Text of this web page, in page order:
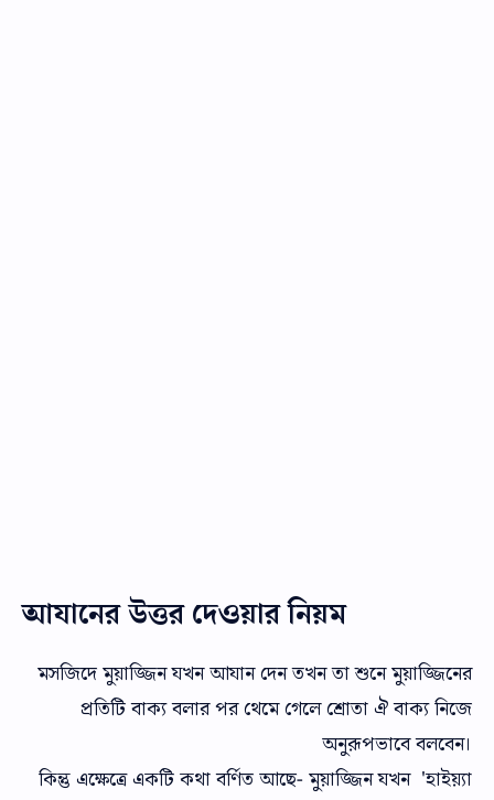
আযানের উত্তর দেওয়ার নিয়ম
মসজিদে মুয়াজ্জিন যখন আযান দেন তখন তা শুনে মুয়াজ্জিনের
প্রতিটি বাক্য বলার পর থেমে গেলে শ্রোতা ঐ বাক্য নিজে
অনুরূপভাবে বলবেন।
কিন্তু এক্ষেত্রে একটি কথা বর্ণিত আছে- মুয়াজ্জিন যখন 'হাইয়্যা